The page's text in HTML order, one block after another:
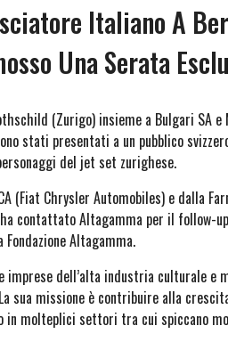
Italiano A
Una Serata
(Zurigo) insieme a Bulgari SA
stati presentati a un pubblico
del jet set zurighese.
(Fiat Chrysler Automobiles) e dalla
ha contattato Altagamma per il follow-
Fondazione Altagamma.
imprese dell’alta industria culturale
sua missione è contribuire alla
in molteplici settori tra cui spiccano